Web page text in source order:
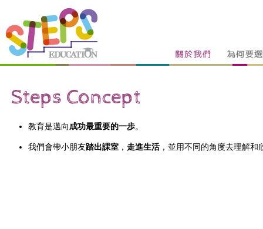
教育是邁向成功最重要的一歩。
我們會帶小朋友踏出課室 ， 走進生活 ，並用不同的角度去理解和